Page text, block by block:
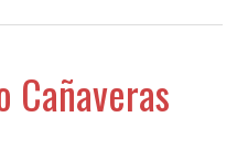
Cañaveras